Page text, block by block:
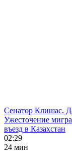
Сенатор Клишас.
Ужесточение
въезд в Казахстан
02:29
24 мин